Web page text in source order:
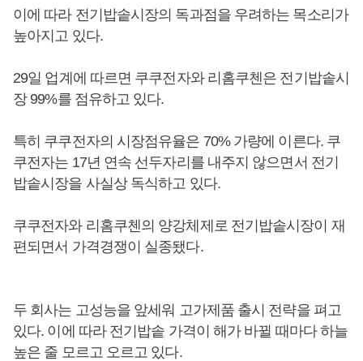
이에 따라 전기밥솥시장의 독과점을 우려하는 목소리가
높아지고 있다.
29일 업계에 따르면 쿠쿠전자와 리홈쿠첸은 전기밥솥시
장 99%를 점유하고 있다.
특히 쿠쿠전자의 시장점유율은 70% 가량에 이른다. 쿠
쿠전자는 17년 연속 선두자리를 내주지 않으면서 전기
밥솥시장을 사실상 독식하고 있다.
쿠쿠전자와 리홈쿠첸의 양강체제로 전기밥솥시장이 재
편되면서 가격경쟁이 실종됐다.
두 회사는 고성능을 앞세워 고가제품 출시 전략을 펴고
있다. 이에 따라 전기밥솥 가격이 해가 바뀔 때마다 하늘
높은 줄 모르고 오르고 있다.